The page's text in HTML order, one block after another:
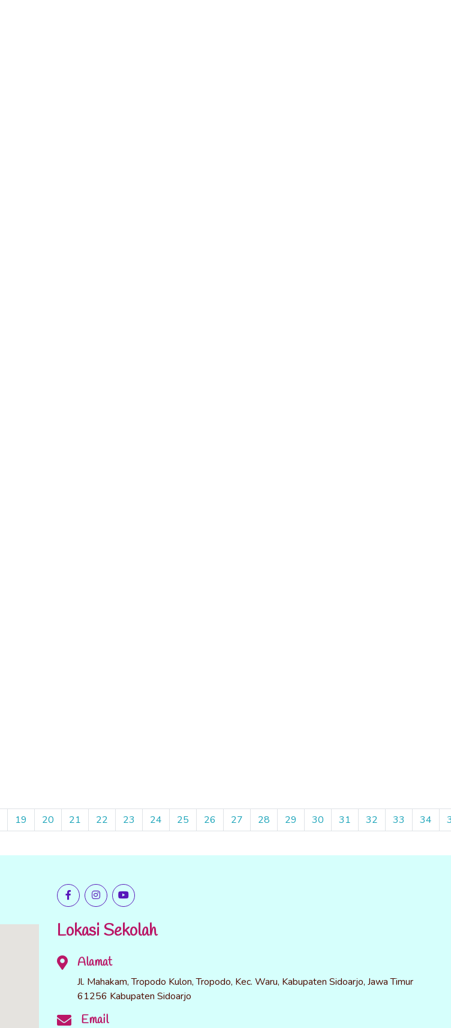
19 20 21 22 23 24 25 26 27 28 29 30 31 32 33 34
Lokasi Sekolah
Alamat
Jl. Mahakam, Tropodo Kulon, Tropodo, Kec. Waru, Kabupaten Sidoarjo, Jawa Timur
61256 Kabupaten Sidoarjo
Email